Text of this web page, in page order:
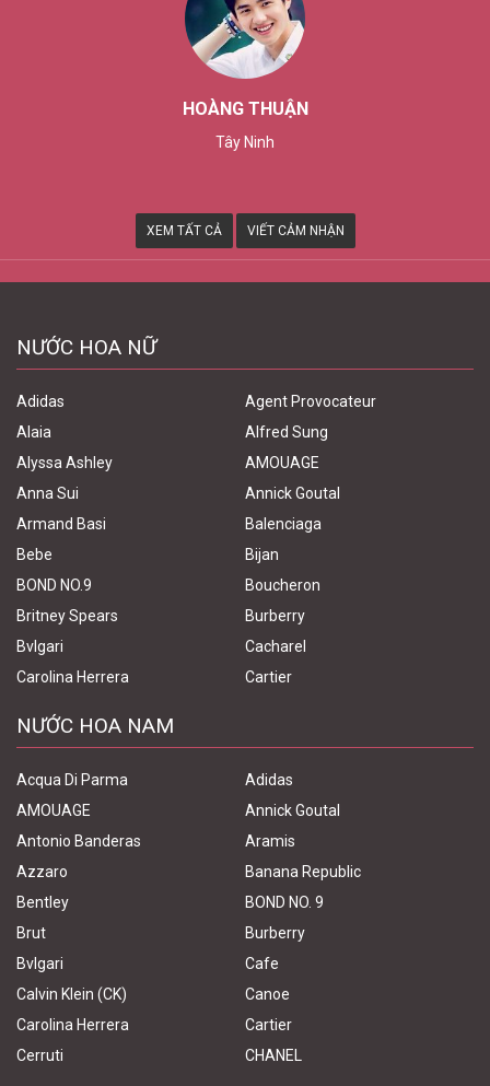
HOÀNG THUẬN
Tây Ninh
XEM TẤT CẢ VIẾT CẢM NHẬN
NƯỚC HOA NỮ
Adidas
Agent Provocateur
Alaia
Alfred Sung
Alyssa Ashley
AMOUAGE
Anna Sui
Annick Goutal
Armand Basi
Balenciaga
Bebe
Bijan
BOND NO.9
Boucheron
Britney Spears
Burberry
Bvlgari
Cacharel
Carolina Herrera
Cartier
NƯỚC HOA NAM
Acqua Di Parma
Adidas
AMOUAGE
Annick Goutal
Antonio Banderas
Aramis
Azzaro
Banana Republic
Bentley
BOND NO. 9
Brut
Burberry
Bvlgari
Cafe
Calvin Klein (CK)
Canoe
Carolina Herrera
Cartier
Cerruti
CHANEL